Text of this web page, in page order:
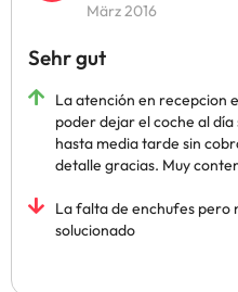
März 2016
Sehr gut
La atención en recepcion
poder dejar el coche al día
hasta media tarde sin
detalle gracias. Muy
La falta de enchufes pero
solucionado